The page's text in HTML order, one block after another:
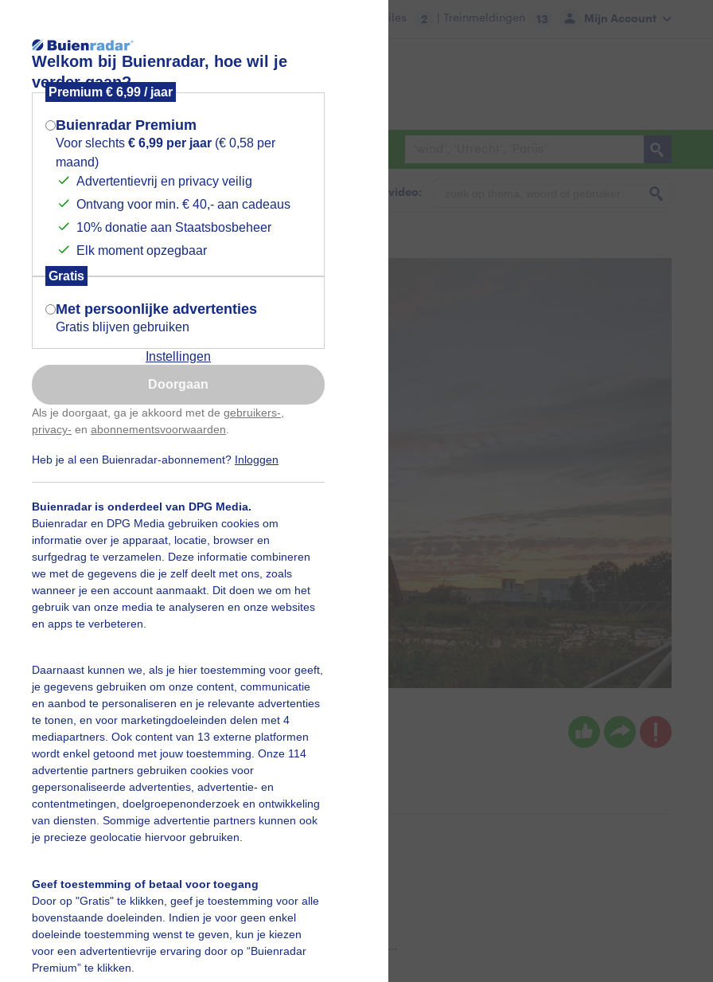
Welkom bij Buienradar, hoe wil je
verder gaan?
Premium € 6,99 / jaar
Buienradar Premium
Voor slechts € 6,99 per jaar (€ 0,58 per
maand)
Advertentievrij en privacy veilig
Ontvang voor min. € 40,- aan cadeaus
10% donatie aan Staatsbosbeheer
Elk moment opzegbaar
Gratis
Met persoonlijke advertenties
Gratis blijven gebruiken
Instellingen
Doorgaan
Als je doorgaat, ga je akkoord met de gebruikers-
privacy- en abonnementsvoorwaarden
Heb je al een Buienradar-abonnement? Inloggen
Buienradar is onderdeel van DPG Media.
Buienradar en DPG Media gebruiken cookies om
informatie over je apparaat, locatie, browser en
surfgedrag te verzamelen. Deze informatie combineren
we met de gegevens die je zelf deelt met ons, zoals
wanneer je een account aanmaakt. Dit doen we om het
gebruik van onze media te analyseren en onze websites
en apps te verbeteren.
Daarnaast kunnen we, als je hier toestemming voor geeft,
je gegevens gebruiken om onze content, communicatie
en aanbod te personaliseren en je relevante advertenties
te tonen, en voor marketingdoeleinden delen met 4
mediapartners. Ook content van 13 externe platformen
wordt enkel getoond met jouw toestemming. Onze 114
advertentie partners gebruiken cookies voor
gepersonaliseerde advertenties, advertentie- en
contentmetingen, doelgroepenonderzoek en ontwikkeling
van diensten. Sommige advertentie partners kunnen ook
je precieze geolocatie hiervoor gebruiken.
Geef toestemming of betaal voor toegang
Door op "Gratis" te klikken, geef je toestemming voor alle
bovenstaande doeleinden. Indien je voor geen enkel
doeleinde toestemming wenst te geven, kun je kiezen
voor een advertentievrije ervaring door op “Buienradar
Premium” te klikken.
Mijn Account
Files 2 | Treinmeldingen 13
Foto en video Weerzine
Zoeken in foto & video:
Claudia Gemaakt: 18-06-2026, 67x bekeken
Zonsondergang
slideshow
Een moment geduld aub...
Mogen we je locatie gebruiken voor
het weer?
Indien je hier nog geen akkoord op hebt
gegeven, verschijnt er zo een pop-up uit
je browser waarin deze toestemming
gevraagd wordt.
Is goed, toon de popup
Nu niet, misschien later
Gebruik je Safari en wil je niet elke dag deze pop-up
Klikhierom dit aan te passen